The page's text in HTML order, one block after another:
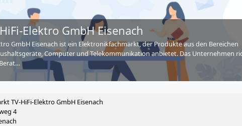
GmbH Eisenach
GmbH Eisenach ist ein Elektronikfachmarkt, der Produkte aus den Bereichen
Computer und Telekommunikation anbietet. Das Unternehmen
TV‑HiFi‑Elektro GmbH Eisenach
4